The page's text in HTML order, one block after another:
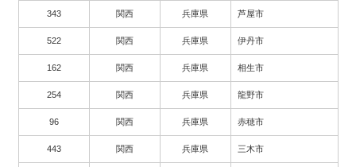
343 関西 兵庫県 芦屋市
522 関西 兵庫県 伊丹市
162 関西 兵庫県 相生市
254 関西 兵庫県 龍野市
96 関西 兵庫県 赤穂市
443 関西 兵庫県 三木市